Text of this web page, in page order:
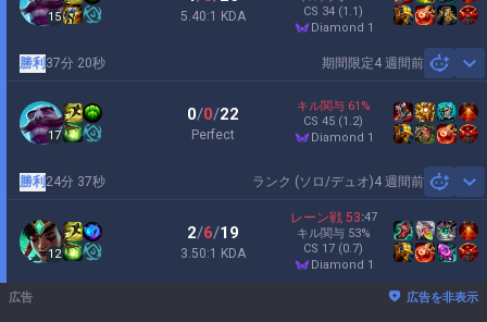
15 5.40:1 KDA
CS 34 (1.1)
diamond 1
期間限定4 週間前
勝利 37分 20秒
17
0/0/22
Perfect
キル関与 61 %
CS 45 (1.2)
diamond 1
ランク (ソロ/デュオ)4 週間前
勝利 24分 37秒
12
2/6/19
3.50:1 KDA
レーン戦 53:47
キル関与 53%
CS 17 (0.7)
diamond 1
広告 広告を非表示